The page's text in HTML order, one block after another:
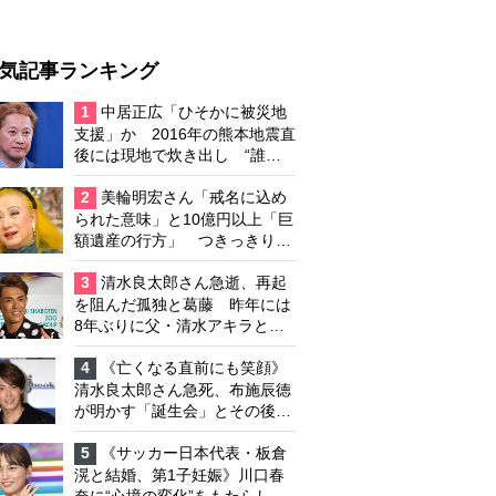
記事ランキング
1
中居正広「ひそかに被災地
支援」か 2016年の熊本地震直
後には現地で炊き出し “誰に
も知られなくて良い”と、むし
ろ強まる福祉活動への思い
2
美輪明宏さん「戒名に込め
られた意味」と10億円以上「巨
額遺産の行方」 つきっきりで
私生活をサポートしていた元俳
優が相続か
3
清水良太郎さん急逝、再起
を阻んだ孤独と葛藤 昨年には
8年ぶりに父・清水アキラと共
演、本格的な活動再開に向かっ
ていたが…周囲が懸念していた
「不安定なところ」
4
《亡くなる直前にも笑顔》
清水良太郎さん急死、布施辰徳
が明かす「誕生会」とその後の
メッセージ
5
《サッカー日本代表・板倉
滉と結婚、第1子妊娠》川口春